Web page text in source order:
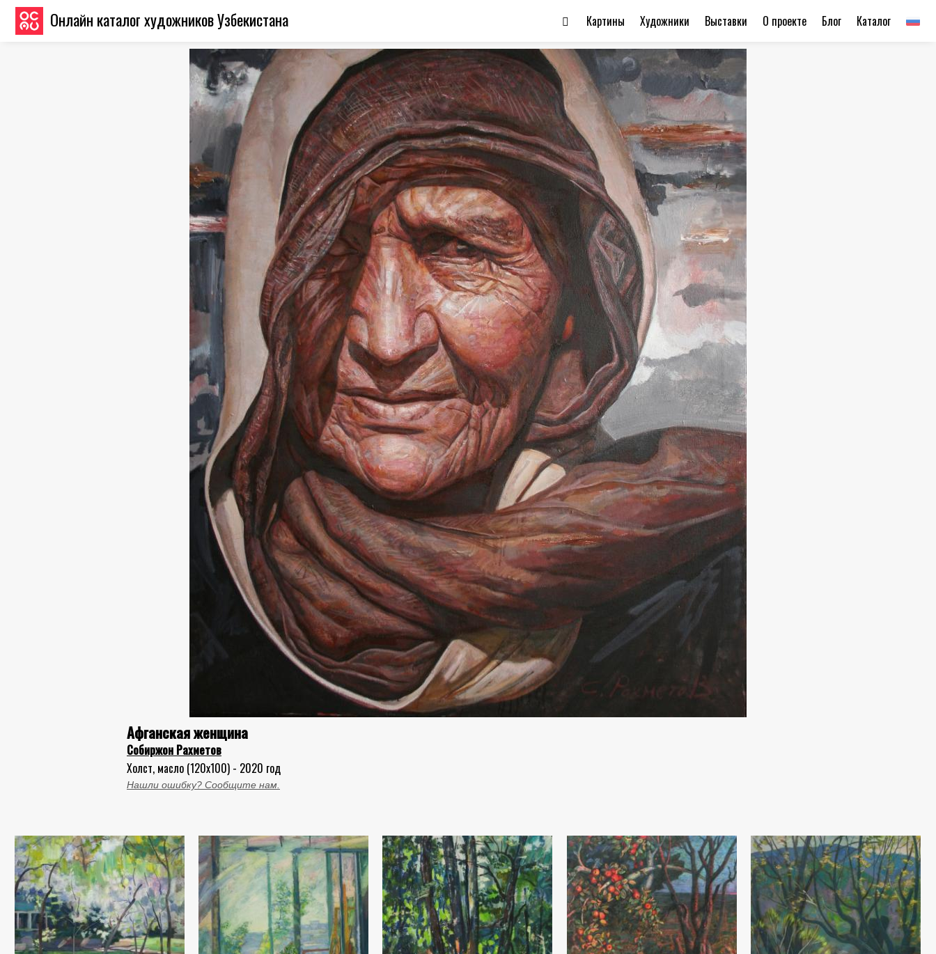
Онлайн каталог художников Узбекистана Каталог
Блог
О проекте
Выставки
Художники
Картины
Афганская женщина
Собиржон Рахметов
Холст, масло (120x100) - 2020 год
Нашли ошибку? Сообщите нам.